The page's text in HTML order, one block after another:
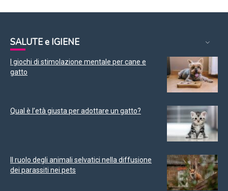
SALUTE e IGIENE
I giochi di stimolazione mentale per cane e
gatto
Qual è l’età giusta per adottare un gatto?
Il ruolo degli animali selvatici nella diffusione
dei parassiti nei pets